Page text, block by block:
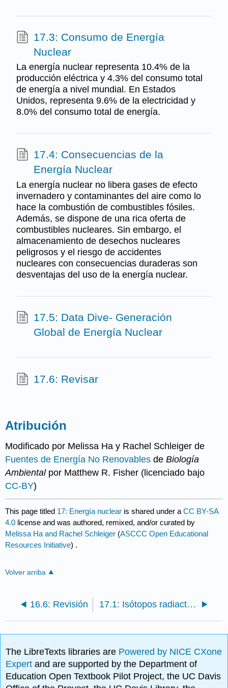
17.3: Consumo de Energía
Nuclear
La energía nuclear representa 10.4% de la
producción eléctrica y 4.3% del consumo total
de energía a nivel mundial. En Estados
Unidos, representa 9.6% de la electricidad y
8.0% del consumo total de energía.
17.4: Consecuencias de la
Energía Nuclear
La energía nuclear no libera gases de efecto
invernadero y contaminantes del aire como lo
hace la combustión de combustibles fósiles.
Además, se dispone de una rica oferta de
combustibles nucleares. Sin embargo, el
almacenamiento de desechos nucleares
peligrosos y el riesgo de accidentes
nucleares con consecuencias duraderas son
desventajas del uso de la energía nuclear.
17.5: Data Dive- Generación
Global de Energía Nuclear
17.6: Revisar
Atribución
Modificado por Melissa Ha y Rachel Schleiger de
Fuentes de Energía No Renovables deBiología
Ambientalpor Matthew R. Fisher (licenciado bajo
CC-BY)
This page titled 17: Energía nuclear is shared under aCC BY-SA
4.0 license and was authored, remixed, and/or curated by
Melissa Ha and Rachel Schleiger (ASCCC Open Educational
Resources Initiative) .
Volver arriba
16.6: Revisión 17.1: Isótopos radiactivos
The LibreTexts libraries are Powered by NICE CXone
Expertand are supported by the Department of
Education Open Textbook Pilot Project, the UC Davis